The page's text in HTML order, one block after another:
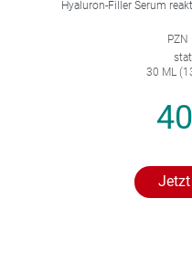
PZN
30 ML